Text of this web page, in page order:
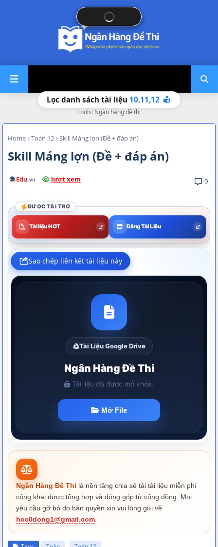
Lọc danh sách tài liệu 10,11,12
Tools: Ngân hàng đề thi
Home Toán 12 Skill Máng lợn (Đề + đáp án)
Skill Máng lợn (Đề + đáp án)
🌐.Edu.vn lượt xem 0
ĐƯỢC TÀI TRỢ
Tài liệu HOT Đăng Tài Liệu
Ngân Hàng Đề Thi là nền tảng chia sẻ tải tài liệu miễn phí
công khai được tổng hợp và đóng góp từ cộng đồng. Mọi
yêu cầu gỡ bỏ do bản quyền xin vui lòng gửi về
hoc0dong1@gmail.com